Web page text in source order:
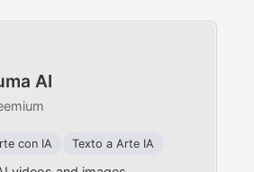
AI
con IA Texto a Arte IA